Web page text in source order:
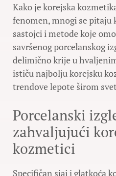
Kako je korejska
fenomen, mnogi se pitaju
sastojci i metode koje
savršenog porcelanskog
delimično krije u
ističu najbolju korejsku
trendove lepote širom
Porcelanski
zahvaljujući
kozmetici
Specifičan sjaj i glatkoća